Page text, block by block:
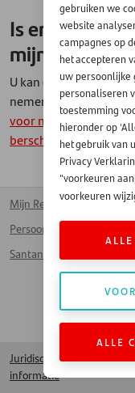
Is er een
mijn kaart?
U kan er zelf voor
nemen bij het
voor meer informatie
berschermingsplan.
Mijn Rekening
Persoonlijke lening
Santander Card
Juridische
informatie
gebruiken we
website
campagnes op
het accepteren
uw persoonlijke
personaliseren
toestemming
hieronder op
het gebruik van
Privacy
"voorkeuren
voorkeuren
ALLE